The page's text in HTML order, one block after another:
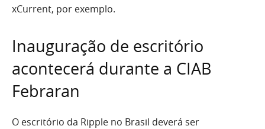
xCurrent, por exemplo.
Inauguração de escritório
acontecerá durante a CIAB
Febraran
O escritório da Ripple no Brasil deverá ser